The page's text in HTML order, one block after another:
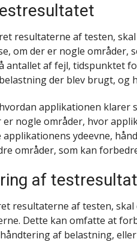
resultaterne af testen,
om der er nogle områder,
antallet af fejl, tidspunktet
der blev brugt, og
applikationen klarer
er nogle områder, hvor
ydeevne,
områder, som kan
af
resultaterne af testen,
Dette kan omfatte at
af belastning,